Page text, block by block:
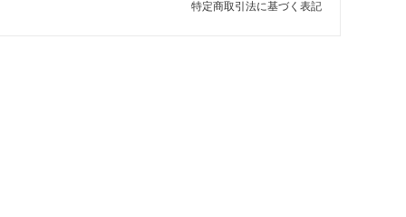
特定商取引法に基づく表記